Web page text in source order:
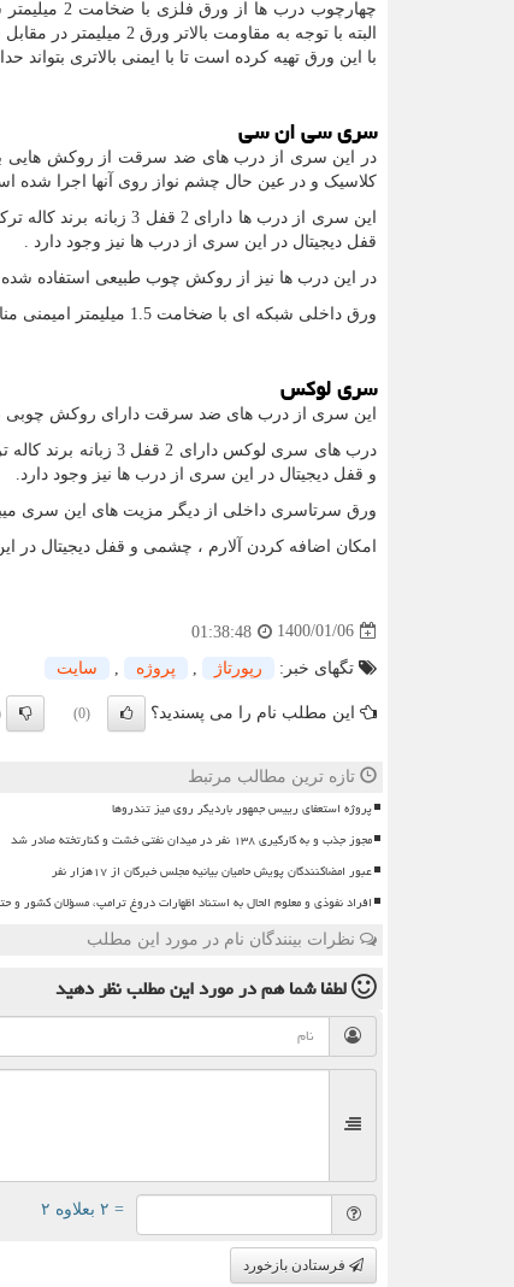
البته با توجه به مقاومت بالاتر ورق 2 میلیمتر در مقابل فشار و خمیدگی ، ایساتیس
با این ورق تهیه کرده است تا با ایمنی بالاتری
سری سی ان سی
در این سری از درب های ضد سرقت از روکش هایی
کلاسیک و در عین حال چشم نواز روی آنها اجرا شده
قفل دیجیتال در این سری از درب ها نیز وجود دارد .
در این درب ها نیز از روکش چوب طبیعی استفاده
ورق داخلی شبکه ای با ضخامت 1.5 میلیمتر امیمنی مناسبی به در این سری از درب ها ایجاد کرده است .
سری لوکس
این سری از درب های ضد سرقت دارای روکش چوبی
و قفل دیجیتال در این سری از درب ها نیز وجود دارد.
ورق سرتاسری داخلی از دیگر مزیت های این سری
امکان اضافه کردن آلارم ، چشمی و قفل دیجیتال در
1400/01/06
01:38:48
تگهای خبر: رپورتاژ پروژه سایت
این مطلب نام را می پسندید؟ (0)
تازه ترین مطالب مرتبط
پروژه استعفای رییس جمهور باردیگر روی میز تندروها
مجوز جذب و به کارگیری ۱۳۸ نفر در میدان نفتی خشت و کنارتخته صادر شد
عبور امضاکنندگان پویش حامیان بیانیه مجلس خبرگان از ۱۷هزار نفر
افراد نفوذی و معلوم الحال به استناد اظهارات دروغ ترامپ، مسؤلان کشور و
نظرات بینندگان نام در مورد این مطلب
لطفا شما همدر مورد این مطلبنظر دهید
= ۲ بعلاوه ۲
فرستادن بازخورد